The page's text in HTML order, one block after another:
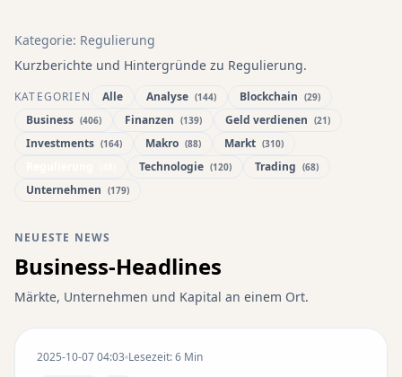
Kategorie: Regulierung
Kurzberichte und Hintergründe zu Regulierung.
KATEGORIEN Alle Analyse (144) Blockchain (29)
Business (406) Finanzen (139) Geld verdienen (21)
Investments (164) Makro (88) Markt (310)
Technologie (120) Trading (68)
Unternehmen (179)
NEUESTE NEWS
Business-Headlines
Märkte, Unternehmen und Kapital an einem Ort.
2025-10-07 04:03 Lesezeit: 6 Min